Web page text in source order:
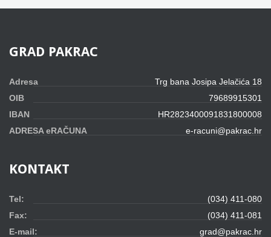
GRAD PAKRAC
Adresa
Trg bana Josipa Jelačića 18
OIB
79689915301
IBAN
HR2823400091831800008
ADRESA eRAČUNA
e-racuni@pakrac.hr
KONTAKT
Tel:
(034) 411-080
Fax:
(034) 411-081
E-mail:
grad@pakrac.hr